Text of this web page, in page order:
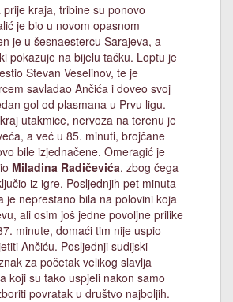
kraja, tribine su ponovo
je bio u novom opasnom
je u šesnaestercu Sarajeva, a
pokazuje na bijelu tačku. Loptu je
Stevan Veselinov, te je
savladao Ančića i doveo svoj
gol od plasmana u Prvu ligu.
utakmice, nervoza na terenu je
a već u 85. minuti, brojčane
bile izjednačene. Omeragić je
Miladina Radičevića, zbog čega
iz igre. Posljednjih pet minuta
je neprestano bila na polovini koja
ali osim još jedne povoljne prilike
minute, domaći tim nije uspio
Ančiću. Posljednji sudijski
za početak velikog slavlja
koji su tako uspjeli nakon samo
povratak u društvo najboljih.